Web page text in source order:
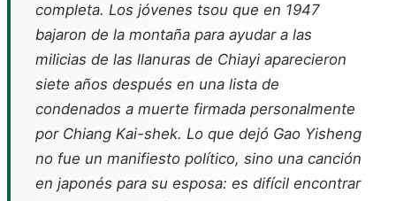
completa. Los jóvenes tsou que en 1947
bajaron de la montaña para ayudar a las
milicias de las llanuras de Chiayi aparecieron
siete años después en una lista de
condenados a muerte firmada personalmente
por Chiang Kai-shek. Lo que dejó Gao Yisheng
no fue un manifiesto político, sino una canción
en japonés para su esposa: es difícil encontrar